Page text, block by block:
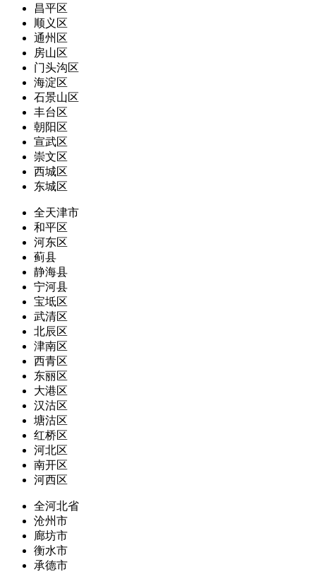
昌平区
顺义区
通州区
房山区
门头沟区
海淀区
石景山区
丰台区
朝阳区
宣武区
崇文区
西城区
东城区
全天津市
和平区
河东区
蓟县
静海县
宁河县
宝坻区
武清区
北辰区
津南区
西青区
东丽区
大港区
汉沽区
塘沽区
红桥区
河北区
南开区
河西区
全河北省
沧州市
廊坊市
衡水市
承德市